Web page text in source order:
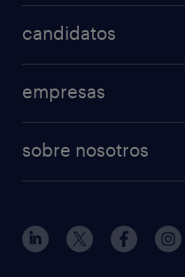
candidatos
empresas
sobre nosotros